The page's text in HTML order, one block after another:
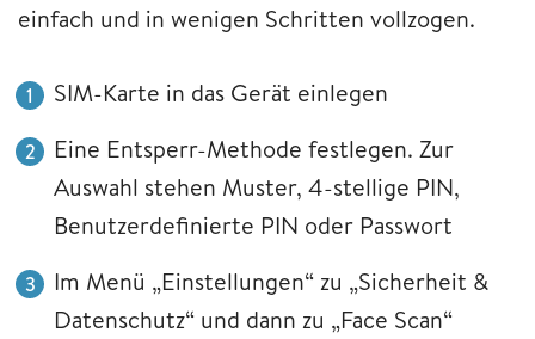
einfach und in wenigen Schritten vollzogen.
SIM-Karte in das Gerät einlegen
Eine Entsperr-Methode festlegen. Zur
Auswahl stehen Muster, 4-stellige PIN,
Benutzerdefinierte PIN oder Passwort
Im Menü „Einstellungen“ zu „Sicherheit &
Datenschutz“ und dann zu „Face Scan“